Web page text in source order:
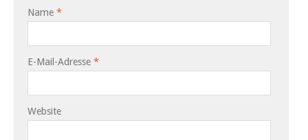
Name *
E-Mail-Adresse *
Website